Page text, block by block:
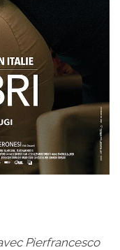
Pierfrancesco